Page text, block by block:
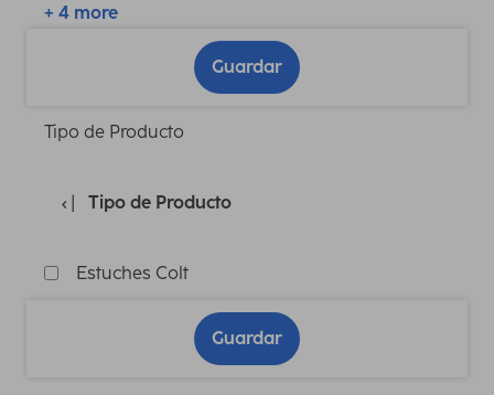
+ 4 more
Guardar
Tipo de Producto
Tipo de Producto
Estuches Colt
Guardar